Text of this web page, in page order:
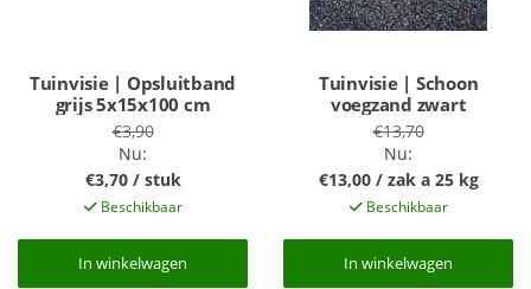
Tuinvisie | Opsluitband
grijs 5x15x100 cm
€3,90
Nu:
€3,70 / stuk
Beschikbaar
In winkelwagen
In winkelwagen
Tuinvisie | Schoon
voegzand zwart
€13,70
Nu:
€13,00 / zak a 25 kg
Beschikbaar
In winkelwagen
In winkelwagen